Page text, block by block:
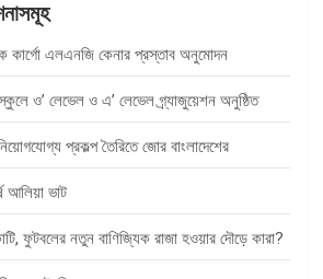
কার্গো এলএনজি কেনার প্রস্তাব অনুমোদন
স্কুলে ও’ লেভেল ও এ’ লেভেল গ্র্যাজুয়েশন অনুষ্ঠিত
প্রকল্প তৈরিতে জোর বাংলাদেশের
আলিয়া ভাট
ফুটবলের নতুন বাণিজ্যিক রাজা হওয়ার দৌড়ে কারা?